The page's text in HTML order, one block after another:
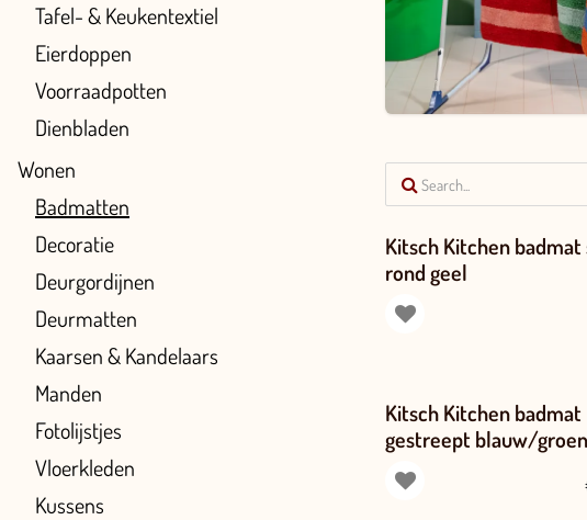
Tafel- & Keukentextiel
Eierdoppen
Voorraadpotten
Dienbladen
Wonen
Badmatten
Decoratie
Deurgordijnen
Deurmatten
Kaarsen & Kandelaars
Manden
Fotolijstjes
Vloerkleden
Kussens
Kitsch Kitchen badmat
rond geel
Kitsch Kitchen badmat
gestreept blauw/groen